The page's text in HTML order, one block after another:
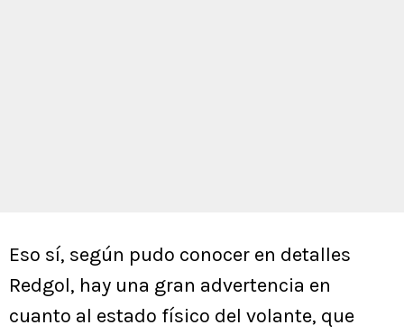
Eso sí, según pudo conocer en detalles
Redgol, hay una gran advertencia en
cuanto al estado físico del volante, que